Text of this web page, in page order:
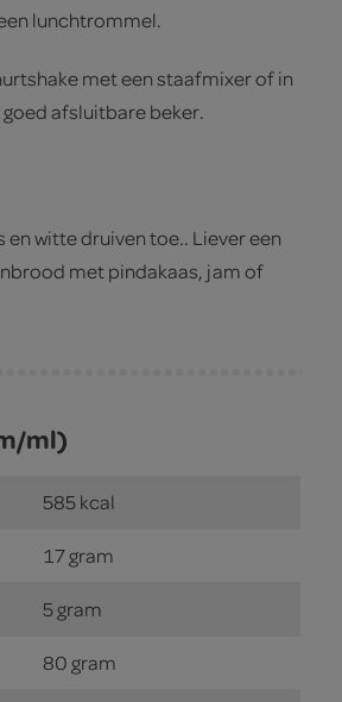
lunchtrommel.
met een staafmixer of in
afsluitbare beker.
witte druiven toe.. Liever een
met pindakaas, jam of
ml)
585 kcal
17 gram
5 gram
80 gram